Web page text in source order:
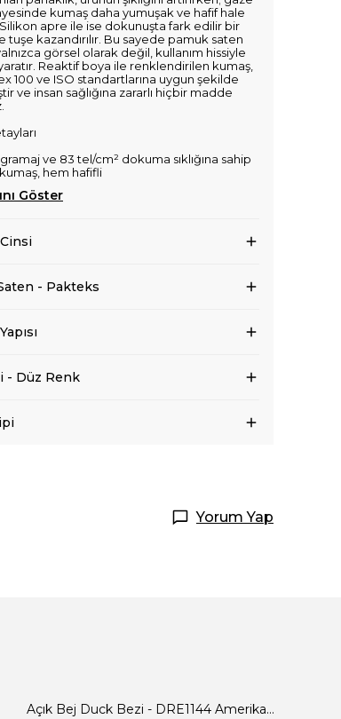
kumaş daha yumuşak ve hafif hale
apre ile ise dokunuşta fark edilir bir
tuşe kazandırılır. Bu sayede pamuk saten
görsel olarak değil, kullanım hissiyle
Reaktif boya ile renklendirilen kumaş,
100 ve ISO standartlarına uygun şekilde
ve insan sağlığına zararlı hiçbir madde
ve 83 tel/cm² dokuma sıklığına sahip
hem hafifli
Göster
- Pakteks
- Düz Renk
Yorum Yap
Açık Bej Duck Bezi - DRE1144 Amerikan Servis